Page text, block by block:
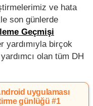
ve hata
son günlerde
Geçmişi
yardımıyla birçok
olan tüm DH
uygulaması
günlüğü #1